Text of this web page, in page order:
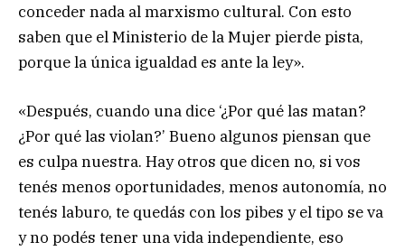
conceder nada al marxismo cultural. Con esto
saben que el Ministerio de la Mujer pierde pista,
porque la única igualdad es ante la ley».
«Después, cuando una dice ‘¿Por qué las matan?
¿Por qué las violan?’ Bueno algunos piensan que
es culpa nuestra. Hay otros que dicen no, si vos
tenés menos oportunidades, menos autonomía, no
tenés laburo, te quedás con los pibes y el tipo se va
y no podés tener una vida independiente, eso